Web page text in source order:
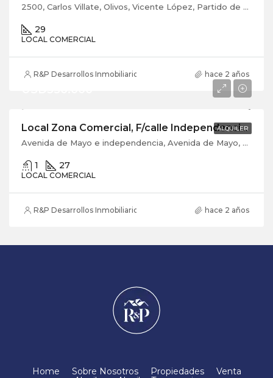
2500, Carlos Villate, Olivos, Vicente López, Partido de Vicente López, Buenos Aires, B1636, Argentina
29
LOCAL COMERCIAL
R&P Desarrollos Inmobiliarios hace 2 años
ALQUILER
Local Zona Comercial, F/calle Independencia Esq. Avda. de Mayo, Villa Adelina
Avenida de Mayo e independencia, Avenida de Mayo, Parque Cisneros, Villa Adelina, Partido de San Isidro, Buenos Aires, B1607DCK, Argentina
1 27
LOCAL COMERCIAL
R&P Desarrollos Inmobiliarios hace 2 años
Home Sobre Nosotros Propiedades
Venta